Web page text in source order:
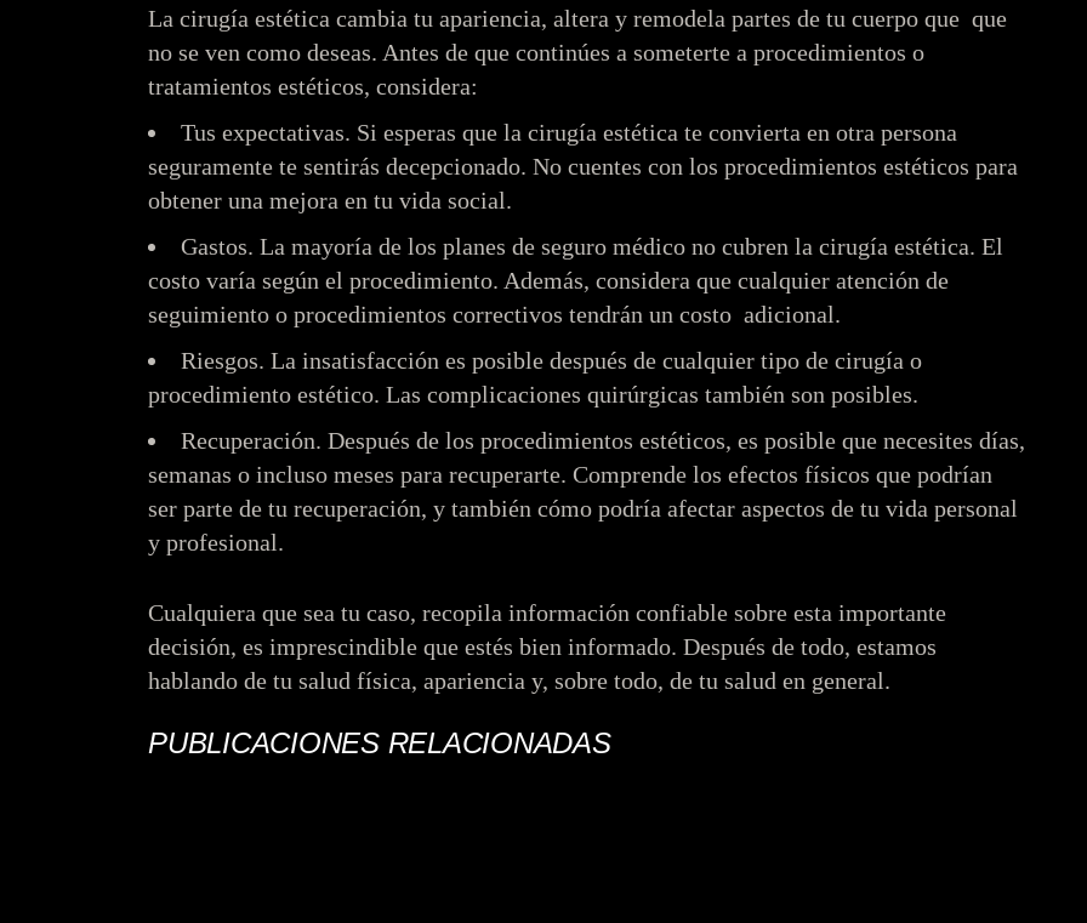
La cirugía estética cambia tu apariencia, altera y remodela partes de tu cuerpo que que
no se ven como deseas. Antes de que continúes a someterte a procedimientos o
tratamientos estéticos, considera:
Tus expectativas. Si esperas que la cirugía estética te convierta en otra persona
seguramente te sentirás decepcionado. No cuentes con los procedimientos estéticos para
obtener una mejora en tu vida social.
Gastos. La mayoría de los planes de seguro médico no cubren la cirugía estética. El
costo varía según el procedimiento. Además, considera que cualquier atención de
seguimiento o procedimientos correctivos tendrán un costo adicional.
Riesgos. La insatisfacción es posible después de cualquier tipo de cirugía o
procedimiento estético. Las complicaciones quirúrgicas también son posibles.
Recuperación. Después de los procedimientos estéticos, es posible que necesites días,
semanas o incluso meses para recuperarte. Comprende los efectos físicos que podrían
ser parte de tu recuperación, y también cómo podría afectar aspectos de tu vida personal
y profesional.
Cualquiera que sea tu caso, recopila información confiable sobre esta importante
decisión, es imprescindible que estés bien informado. Después de todo, estamos
hablando de tu salud física, apariencia y, sobre todo, de tu salud en general.
PUBLICACIONES RELACIONADAS